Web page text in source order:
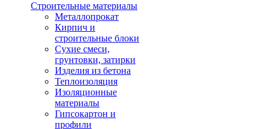
Строительные материалы
Металлопрокат
Кирпич и
строительные блоки
Сухие смеси,
грунтовки, затирки
Изделия из бетона
Теплоизоляция
Изоляционные
материалы
Гипсокартон и
профили